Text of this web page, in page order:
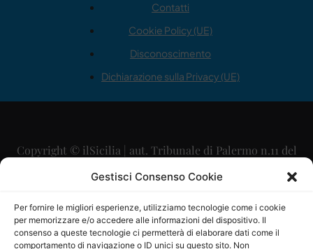
Gestisci Consenso Cookie
Per fornire le migliori esperienze, utilizziamo tecnologie come i cookie
per memorizzare e/o accedere alle informazioni del dispositivo. Il
consenso a queste tecnologie ci permetterà di elaborare dati come il
comportamento di navigazione o ID unici su questo sito. Non
Contatti
Cookie Policy (UE)
Disconoscimento
Dichiarazione sulla Privacy (UE)
Copyright © ilSicilia | aut. Tribunale di Palermo n.11 del
29/09/2015
Direttore Editoriale: Maurizio Scaglione